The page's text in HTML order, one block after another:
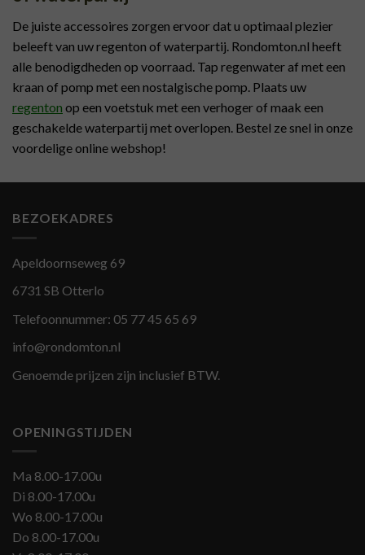
De juiste accessoires zorgen ervoor dat u optimaal plezier
beleeft van uw regenton of waterpartij. Rondomton.nl heeft
alle benodigdheden op voorraad. Tap regenwater af met een
kraan of pomp met een nostalgische pomp. Plaats uw
regenton op een voetstuk met een verhoger of maak een
geschakelde waterpartij met overlopen. Bestel ze snel in onze
voordelige online webshop!
BEZOEKADRES
Apeldoornseweg 69
6731 SB Otterlo
Telefoonnummer: 05 77 45 65 69
info@rondomton.nl
Genoemde prijzen zijn inclusief BTW.
OPENINGSTIJDEN
Ma 8.00-17.00u
Di 8.00-17.00u
Wo 8.00-17.00u
Do 8.00-17.00u